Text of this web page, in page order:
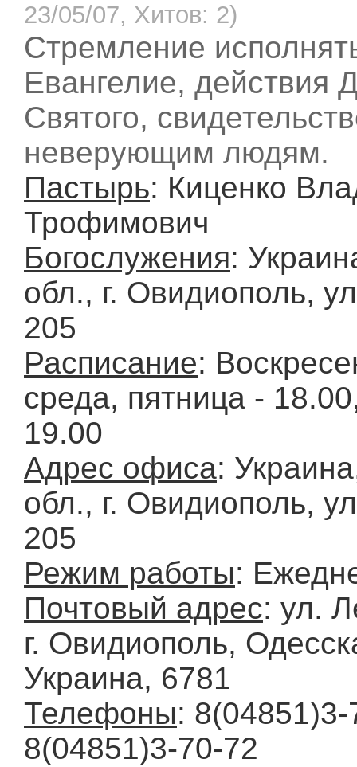
23/05/07, Хитов: 2)
Стремление
Евангелие, действия
Святого,
неверующим людям.
Пастырь: Киценко
Трофимович
Богослужения:
обл., г. Овидиополь,
205
Расписание:
среда, пятница -
19.00
Адрес офиса:
обл., г. Овидиополь,
205
Режим работы:
Почтовый адрес: ул.
г. Овидиополь,
Украина, 6781
Телефоны:
8(04851)3-70-72